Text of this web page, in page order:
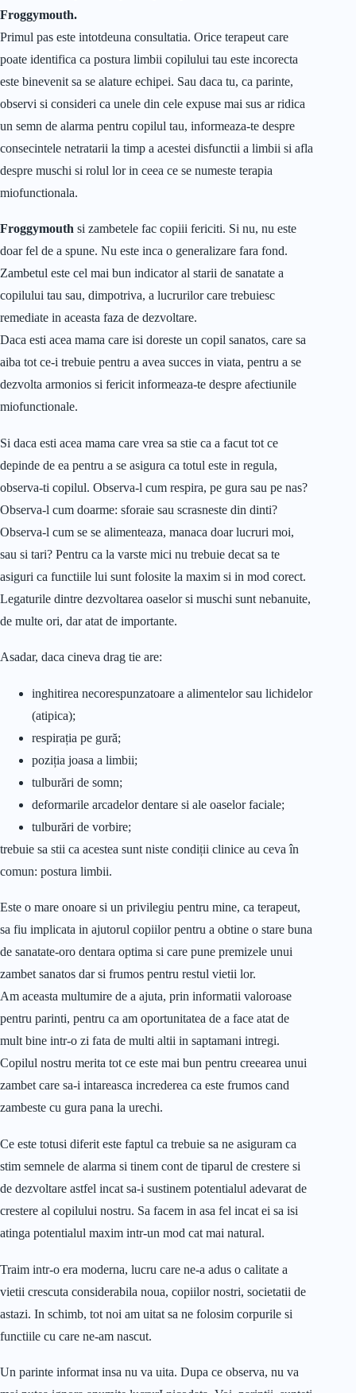
Froggymouth.
Primul pas este intotdeuna consultatia. Orice terapeut care
poate identifica ca postura limbii copilului tau este incorecta
este binevenit sa se alature echipei. Sau daca tu, ca parinte,
observi si consideri ca unele din cele expuse mai sus ar ridica
un semn de alarma pentru copilul tau, informeaza-te despre
consecintele netratarii la timp a acestei disfunctii a limbii si afla
despre muschi si rolul lor in ceea ce se numeste terapia
miofunctionala.
Froggymouth si zambetele fac copiii fericiti. Si nu, nu este
doar fel de a spune. Nu este inca o generalizare fara fond.
Zambetul este cel mai bun indicator al starii de sanatate a
copilului tau sau, dimpotriva, a lucrurilor care trebuiesc
remediate in aceasta faza de dezvoltare.
Daca esti acea mama care isi doreste un copil sanatos, care sa
aiba tot ce-i trebuie pentru a avea succes in viata, pentru a se
dezvolta armonios si fericit informeaza-te despre afectiunile
miofunctionale.
Si daca esti acea mama care vrea sa stie ca a facut tot ce
depinde de ea pentru a se asigura ca totul este in regula,
observa-ti copilul. Observa-l cum respira, pe gura sau pe nas?
Observa-l cum doarme: sforaie sau scrasneste din dinti?
Observa-l cum se se alimenteaza, manaca doar lucruri moi,
sau si tari? Pentru ca la varste mici nu trebuie decat sa te
asiguri ca functiile lui sunt folosite la maxim si in mod corect.
Legaturile dintre dezvoltarea oaselor si muschi sunt nebanuite,
de multe ori, dar atat de importante.
Asadar, daca cineva drag tie are:
inghitirea necorespunzatoare a alimentelor sau lichidelor
(atipica);
respirația pe gură;
poziția joasa a limbii;
tulburări de somn;
deformarile arcadelor dentare si ale oaselor faciale;
tulburări de vorbire;
trebuie sa stii ca acestea sunt niste condiții clinice au ceva în
comun: postura limbii.
Este o mare onoare si un privilegiu pentru mine, ca terapeut,
sa fiu implicata in ajutorul copiilor pentru a obtine o stare buna
de sanatate-oro dentara optima si care pune premizele unui
zambet sanatos dar si frumos pentru restul vietii lor.
Am aceasta multumire de a ajuta, prin informatii valoroase
pentru parinti, pentru ca am oportunitatea de a face atat de
mult bine intr-o zi fata de multi altii in saptamani intregi.
Copilul nostru merita tot ce este mai bun pentru creearea unui
zambet care sa-i intareasca increderea ca este frumos cand
zambeste cu gura pana la urechi.
Ce este totusi diferit este faptul ca trebuie sa ne asiguram ca
stim semnele de alarma si tinem cont de tiparul de crestere si
de dezvoltare astfel incat sa-i sustinem potentialul adevarat de
crestere al copilului nostru. Sa facem in asa fel incat ei sa isi
atinga potentialul maxim intr-un mod cat mai natural.
Traim intr-o era moderna, lucru care ne-a adus o calitate a
vietii crescuta considerabila noua, copiilor nostri, societatii de
astazi. In schimb, tot noi am uitat sa ne folosim corpurile si
functiile cu care ne-am nascut.
Un parinte informat insa nu va uita. Dupa ce observa, nu va